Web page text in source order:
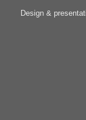
Design &